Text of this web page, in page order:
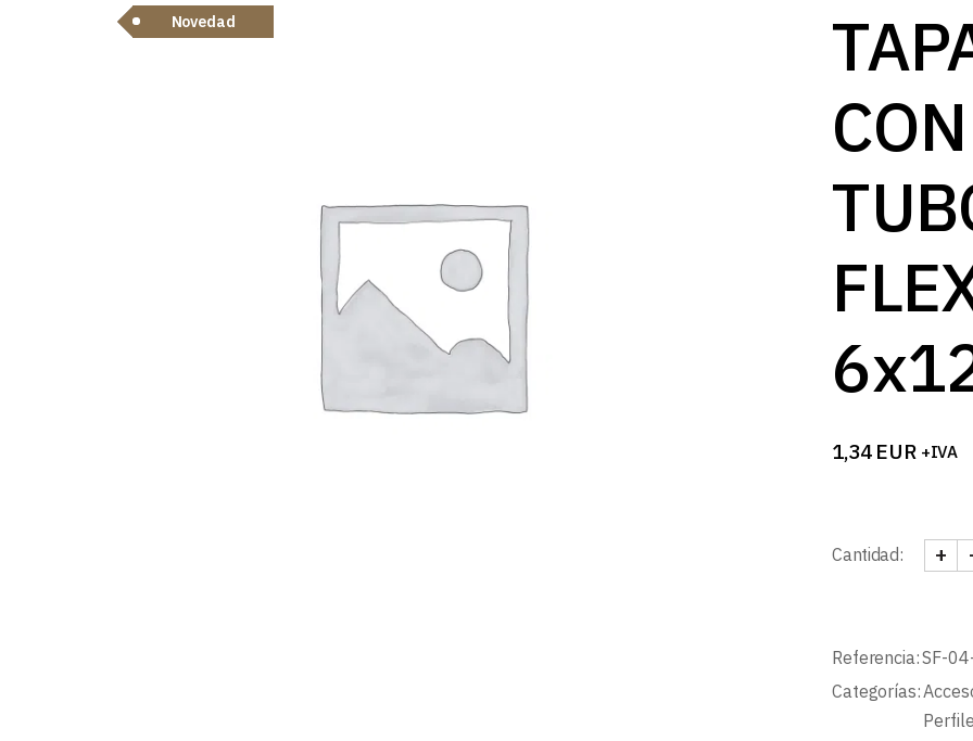
Novedad
1,34 EUR +IVA
Cantidad: +
Referencia:SF-
Categorías: